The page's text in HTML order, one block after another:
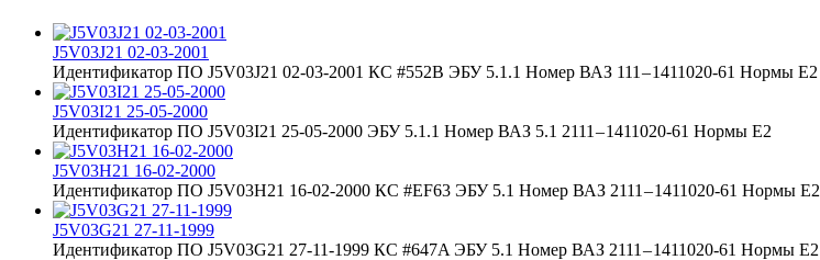
J5V03J21 02-03-2001
Идентификатор ПО J5V03J21 02-03-2001 КС #552B ЭБУ 5.1.1 Номер ВАЗ 111 – 1411020-61 Нормы Е2
J5V03I21 25-05-2000
Идентификатор ПО J5V03I21 25-05-2000 ЭБУ 5.1.1 Номер ВАЗ 5.1 2111 – 1411020-61 Нормы Е2
J5V03H21 16-02-2000
Идентификатор ПО J5V03H21 16-02-2000 КС #EF63 ЭБУ 5.1 Номер ВАЗ 2111 – 1411020-61 Нормы Е2
J5V03G21 27-11-1999
Идентификатор ПО J5V03G21 27-11-1999 КС #647A ЭБУ 5.1 Номер ВАЗ 2111 – 1411020-61 Нормы Е2